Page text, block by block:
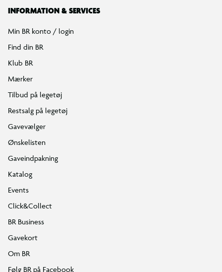
INFORMATION & SERVICES
Min BR konto / login
Find din BR
Klub BR
Mærker
Tilbud på legetøj
Restsalg på legetøj
Gavevælger
Ønskelisten
Gaveindpakning
Katalog
Events
Click&Collect
BR Business
Gavekort
Om BR
Følg BR på Facebook